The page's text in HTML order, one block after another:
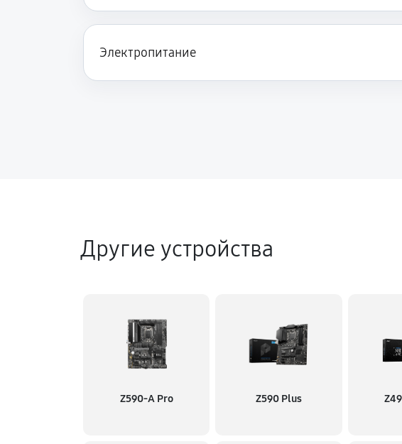
Электропитание
Другие устройства
Z590-A Pro Z590 Plus